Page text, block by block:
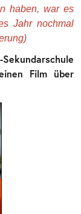
haben, war es
Jahr nochmal
Film über